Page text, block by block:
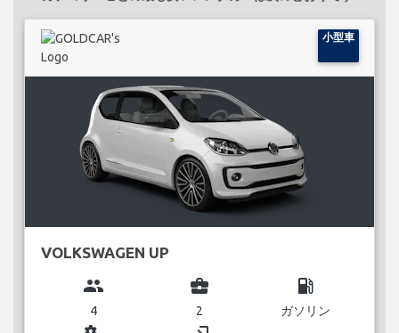
小型車
VOLKSWAGEN UP
group
4
business_center
2
local_gas_station
ガソリン